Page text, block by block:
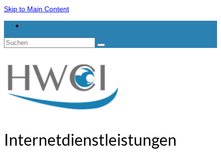
Skip to Main Content
Suchen
Internetdienstleistungen